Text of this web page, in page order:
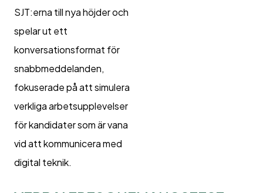
SJT:erna till nya höjder och
spelar ut ett
konversationsformat för
snabbmeddelanden,
fokuserade på att simulera
verkliga arbetsupplevelser
för kandidater som är vana
vid att kommunicera med
digital teknik.